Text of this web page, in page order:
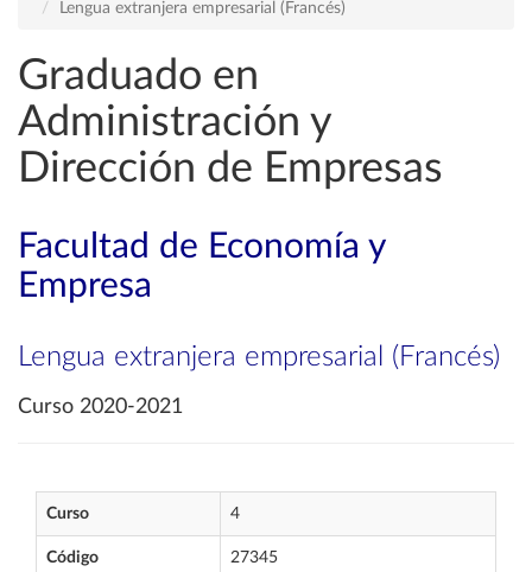
Lengua extranjera empresarial (Francés)
Graduado en
Administración y
Dirección de Empresas
Facultad de Economía y
Empresa
Lengua extranjera empresarial (Francés)
Curso 2020-2021
Curso 4
Código 27345